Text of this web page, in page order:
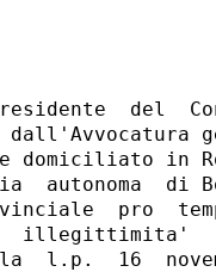
del
in
autonoma  di
pro
illegittimita'
l.p.  16